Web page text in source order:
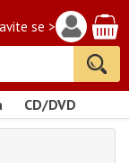
se >
CD/DVD